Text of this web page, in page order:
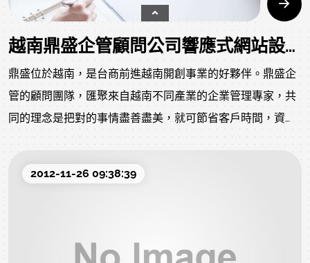
越南鼎盛企管顧問公司響應式網站設計
鼎盛位於越南，是台商前進越南開創事業的好夥伴。鼎盛企
管的顧問團隊，匯聚來自越南不同產業的企業管理專家，共
同的理念是把對的事情盡善盡美，就可節省客戶時間，資
源，成本，進而創造價值，共同建立雙贏的商業成果。
強調誠信，透明，迅速與成果保證。在雙方合意的範圍下，
如果鼎盛企管無法達成目標，鼎盛將全額退費，保障商業夥
2012-11-26 09:38:39